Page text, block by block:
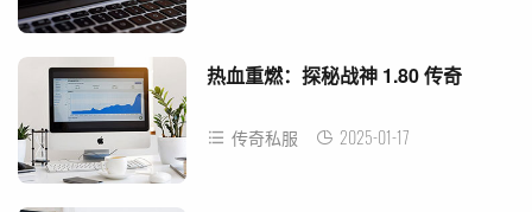
热血重燃：探秘战神 1.80 传奇
传奇私服 2025-01-17